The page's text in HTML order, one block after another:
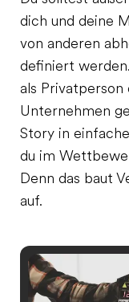
dich und deine
von anderen
definiert
als
Unternehmen
Story in
du im
Denn das baut
auf.